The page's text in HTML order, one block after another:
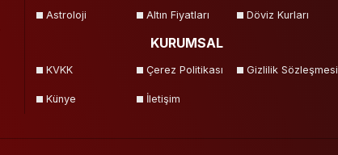
Astroloji Altın Fiyatları Döviz Kurları
KURUMSAL
KVKK Çerez Politikası Gizlilik Sözleşmesi
Künye İletişim